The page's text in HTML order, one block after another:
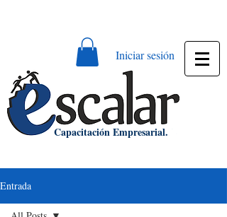
Capacitación Empresarial.
Iniciar sesión
Entrada